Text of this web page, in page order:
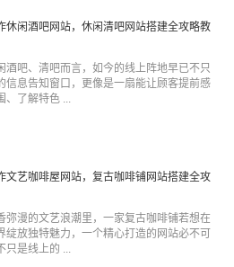
休闲酒吧网站，休闲清吧网站搭建全攻略教
酒吧、清吧而言，如今的线上阵地早已不只
信息告知窗口，更像是一扇能让顾客提前感
、了解特色 ...
文艺咖啡屋网站，复古咖啡铺网站搭建全攻
弥漫的文艺浪潮里，一家复古咖啡铺若想在
绽放独特魅力，一个精心打造的网站必不可
只是线上的 ...